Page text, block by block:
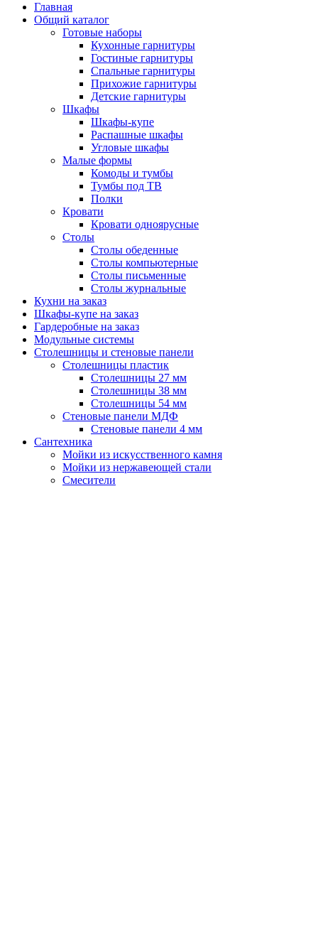
Главная
Общий каталог
Готовые наборы
Кухонные гарнитуры
Гостиные гарнитуры
Спальные гарнитуры
Прихожие гарнитуры
Детские гарнитуры
Шкафы
Шкафы-купе
Распашные шкафы
Угловые шкафы
Малые формы
Комоды и тумбы
Тумбы под ТВ
Полки
Кровати
Кровати одноярусные
Столы
Столы обеденные
Столы компьютерные
Столы письменные
Столы журнальные
Кухни на заказ
Шкафы-купе на заказ
Гардеробные на заказ
Модульные системы
Столешницы и стеновые панели
Столешницы пластик
Столешницы 27 мм
Столешницы 38 мм
Столешницы 54 мм
Стеновые панели МДФ
Стеновые панели 4 мм
Сантехника
Мойки из искусственного камня
Мойки из нержавеющей стали
Смесители